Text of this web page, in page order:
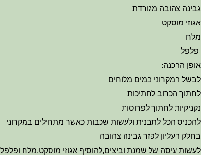
גבינה צהובה מגורדת
אגוזי מוסקט
מלח
פלפל
אופן ההכנה:
לבשל המקרוני במים מלוחים
לחתוך הכרוב לחתיכות
נקניקיות לחתוך לפרוסות
להכניס הכל לתבנית ולעשות שכבות כאשר מתחילים במקרוני
בחלק העליון לפזר גבינה צהובה
לעשות עיסה של שמנת וביצים,להוסיף אגוזי מוסקט,מלח ופלפל